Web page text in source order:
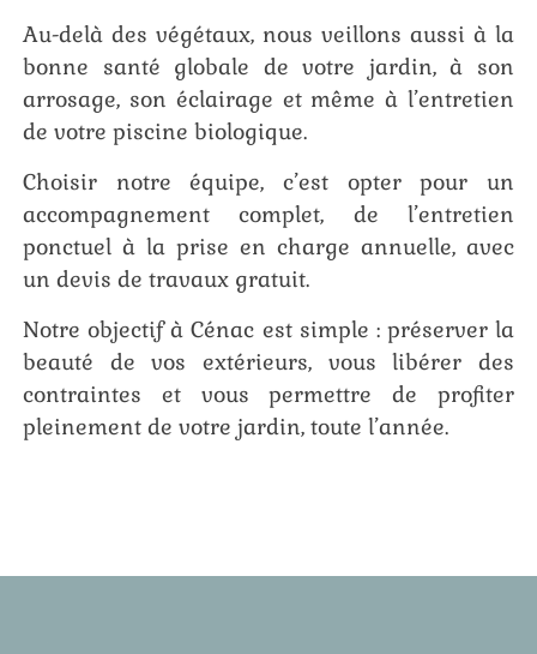
Au-delà des végétaux, nous veillons aussi à la
bonne santé globale de votre jardin, à son
arrosage, son éclairage et même à l’entretien
de votre piscine biologique.
Choisir notre équipe, c’est opter pour un
accompagnement complet, de l’entretien
ponctuel à la prise en charge annuelle, avec
un devis de travaux gratuit.
Notre objectif à Cénac est simple : préserver la
beauté de vos extérieurs, vous libérer des
contraintes et vous permettre de profiter
pleinement de votre jardin, toute l’année.